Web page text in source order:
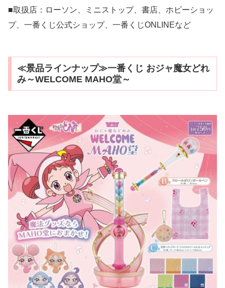
■取扱店：ローソン、ミニストップ、書店、ホビーショッ
プ、一番くじ公式ショップ、一番くじONLINEなど
≪景品ラインナップ≫一番くじ おジャ魔女どれ
み～WELCOME MAHO堂～